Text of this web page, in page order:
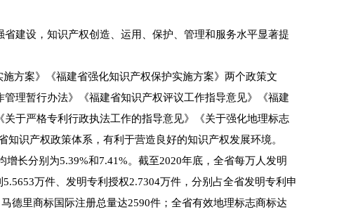
建设，知识产权创造、运用、保护、管理和服务水平显著提
案》《福建省强化知识产权保护实施方案》两个政策文
理暂行办法》《福建省知识产权评议工作指导意见》《福建
于严格专利行政执法工作的指导意见》《关于强化地理标志
识产权政策体系，有利于营造良好的知识产权发展环境。
长分别为5.39%和7.41%。截至2020年底，全省每万人发明
万件、发明专利授权2.7304万件，分别占全省发明专利申
德里商标国际注册总量达2590件；全省有效地理标志商标达